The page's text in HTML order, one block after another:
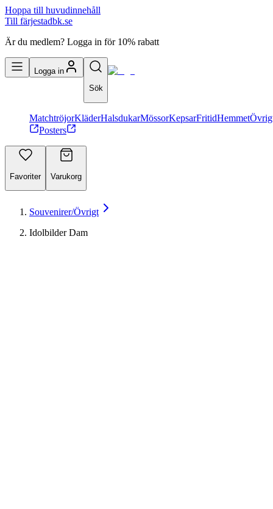
Hoppa till huvudinnehåll
Till färjestadbk.se
Är du medlem? Logga in för 10% rabatt
Logga in
Sök
MatchtröjorKläderHalsdukarMössorKepsarFritidHemmet
Posters
Favoriter Varukorg
Souvenirer/Övrigt
Idolbilder Dam